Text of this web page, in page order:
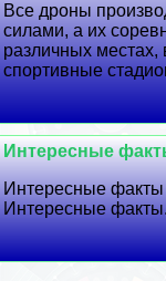
Все дроны
силами, а их
различных местах,
спортивные
Интересные
Интересные факты
Интересные